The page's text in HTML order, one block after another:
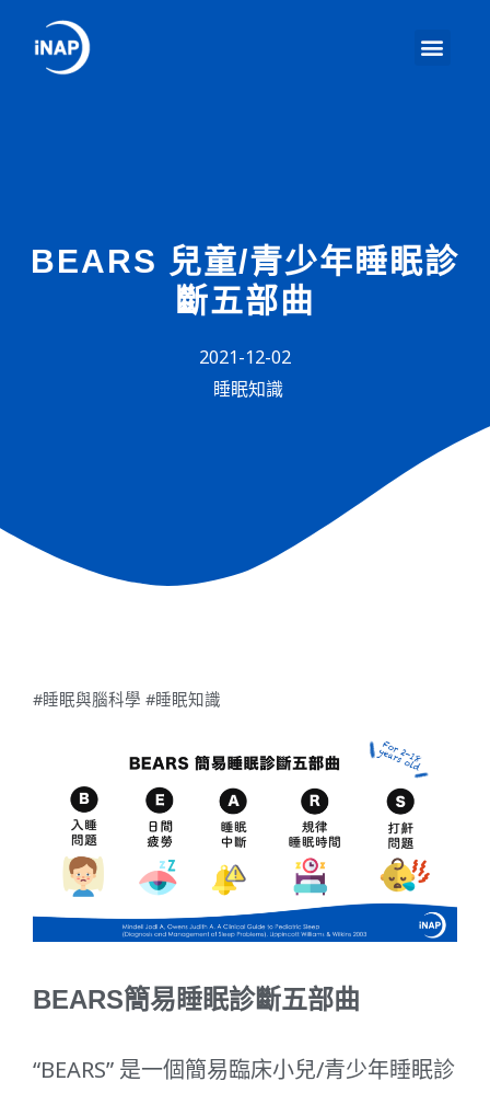
BEARS 兒童/青少年睡眠診
斷五部曲
2021-12-02
睡眠知識
#睡眠與腦科學 #睡眠知識
BEARS簡易睡眠診斷五部曲
“BEARS” 是一個簡易臨床小兒/青少年睡眠診